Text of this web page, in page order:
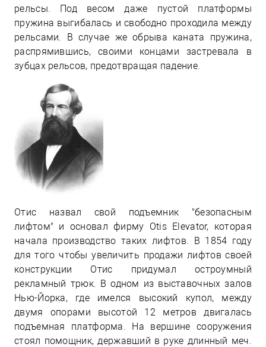
рельсы. Под весом даже пустой платформы
пружина выгибалась и свободно проходила между
рельсами. В случае же обрыва каната пружина,
распрямившись, своими концами застревала в
зубцах рельсов, предотвращая падение.
Отис назвал свой подъемник "безопасным
лифтом" и основал фирму Otis Elevator, которая
начала производство таких лифтов. В 1854 году
для того чтобы увеличить продажи лифтов своей
конструкции Отис придумал остроумный
рекламный трюк. В одном из выставочных залов
Нью-Йорка, где имелся высокий купол, между
двумя опорами высотой 12 метров двигалась
подъемная платформа. На вершине сооружения
стоял помощник, державший в руке длинный меч.